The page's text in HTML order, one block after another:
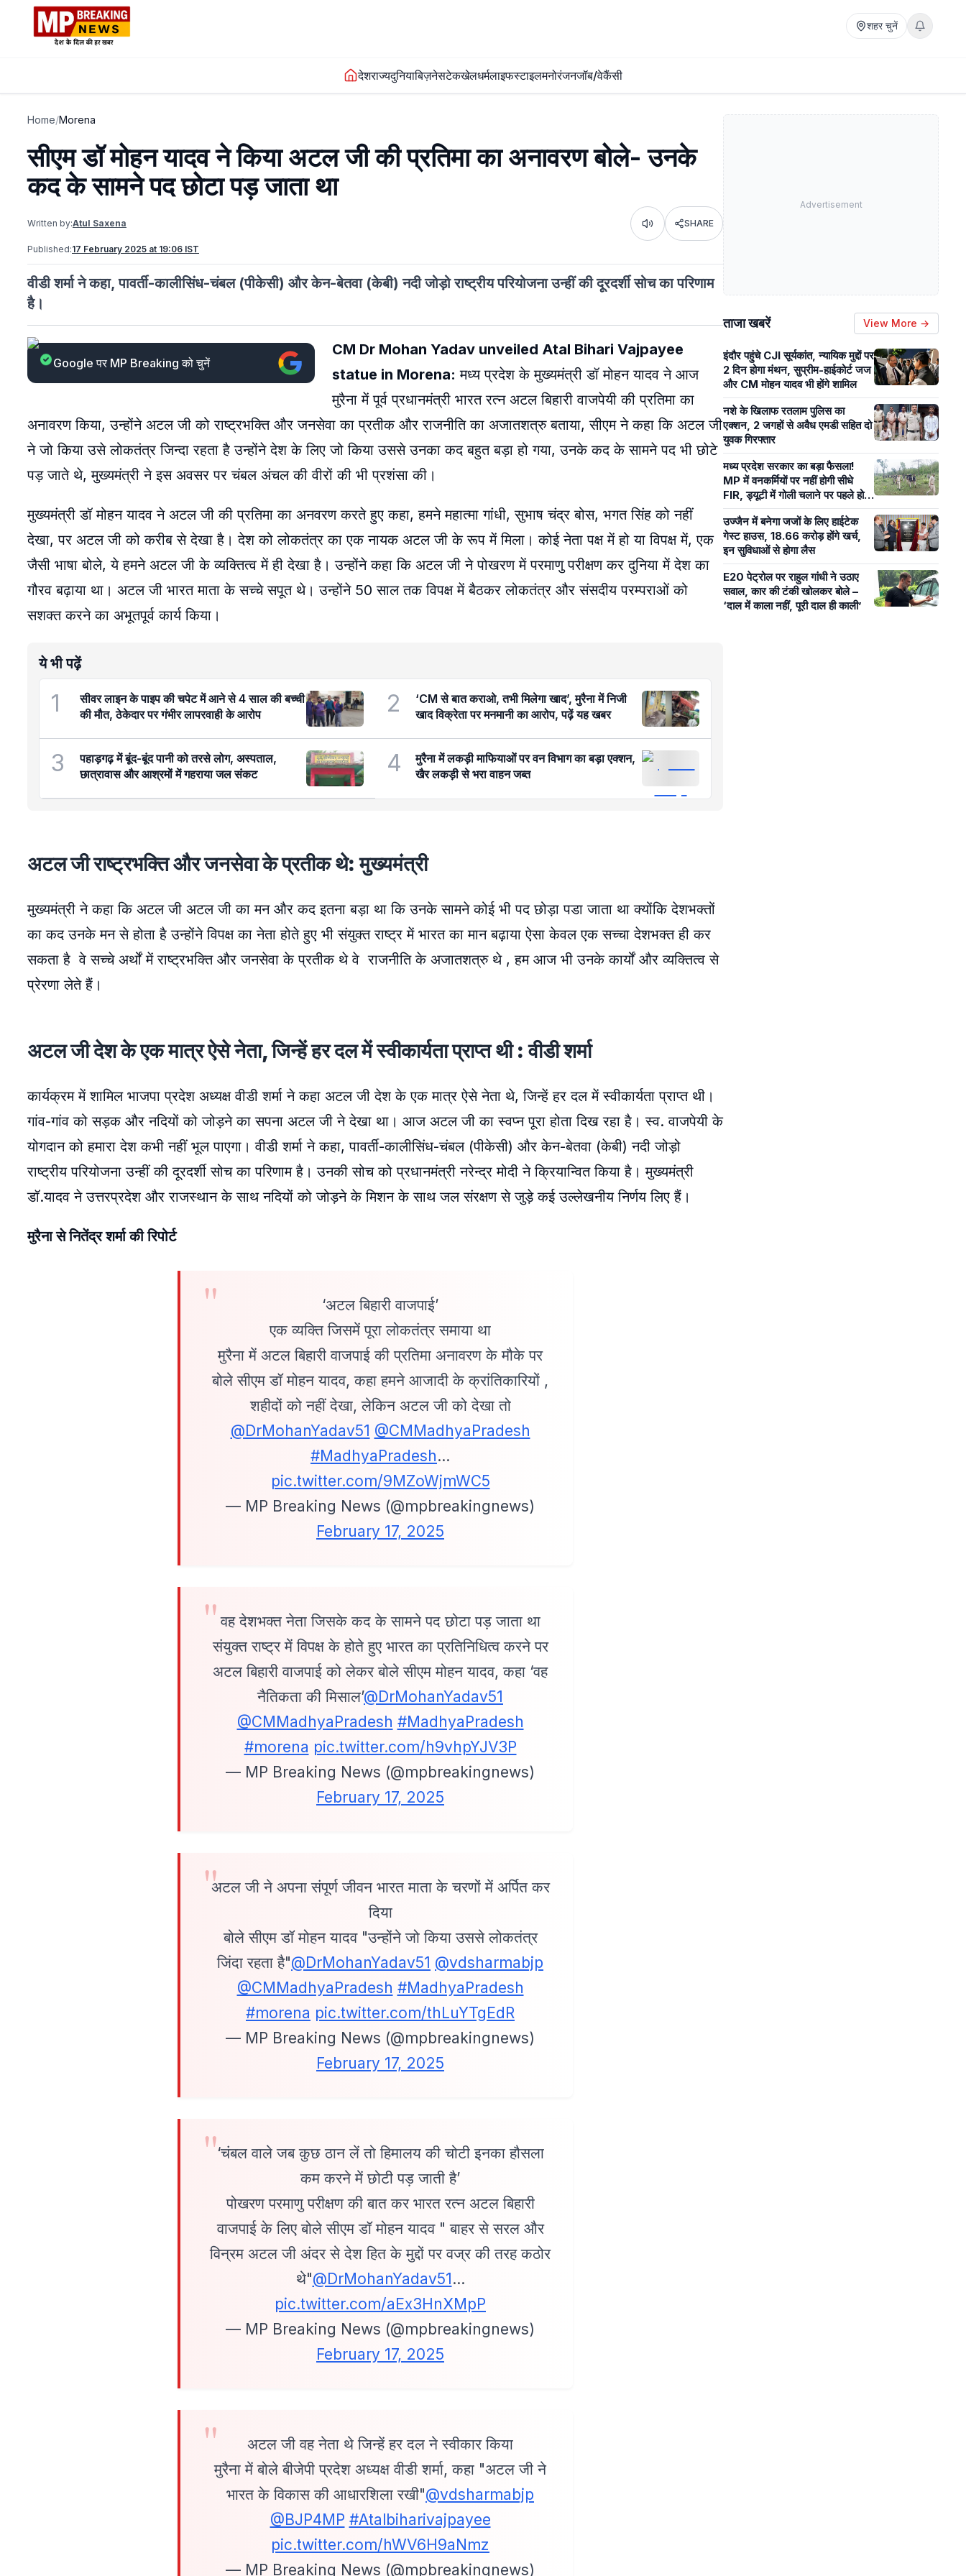
शहर चुनें
देशराज्यदुनियाबिज़नेसटेकखेलधर्मलाइफस्टाइलमनोरंजनजॉब/वेकैंसी
Home/Morena
सीएम डॉ मोहन यादव ने किया अटल जी की प्रतिमा का अनावरण बोले- उनके
कद के सामने पद छोटा पड़ जाता था
Written by:Atul Saxena Listen SHARE
Published:17 February 2025 at 19:06 IST
वीडी शर्मा ने कहा, पावर्ती-कालीसिंध-चंबल (पीकेसी) और केन-बेतवा (केबी) नदी जोड़ो राष्ट्रीय परियोजना उन्हीं की दूरदर्शी सोच का परिणाम
है।
Google पर MP Breaking को चुनें
CM Dr Mohan Yadav unveiled Atal Bihari Vajpayee
statue in Morena: मध्य प्रदेश के मुख्यमंत्री डॉ मोहन यादव ने आज
मुरैना में पूर्व प्रधानमंत्री भारत रत्न अटल बिहारी वाजपेयी की प्रतिमा का
अनावरण किया, उन्होंने अटल जी को राष्ट्रभक्ति और जनसेवा का प्रतीक और राजनीति का अजातशत्रु बताया, सीएम ने कहा कि अटल जी
ने जो किया उसे लोकतंत्र जिन्दा रहता है उन्होंने देश के लिए जो किया उससे उनका कद बहुत बड़ा हो गया, उनके कद के सामने पद भी छोटे
पड़ जाते थे, मुख्यमंत्री ने इस अवसर पर चंबल अंचल की वीरों की भी प्रशंसा की।
मुख्यमंत्री डॉ मोहन यादव ने अटल जी की प्रतिमा का अनवरण करते हुए कहा, हमने महात्मा गांधी, सुभाष चंद्र बोस, भगत सिंह को नहीं
देखा, पर अटल जी को करीब से देखा है। देश को लोकतंत्र का एक नायक अटल जी के रूप में मिला। कोई नेता पक्ष में हो या विपक्ष में, एक
जैसी भाषा बोले, ये हमने अटल जी के व्यक्तित्व में ही देखा है। उन्होंने कहा कि अटल जी ने पोखरण में परमाणु परीक्षण कर दुनिया में देश का
गौरव बढ़ाया था। अटल जी भारत माता के सच्चे सपूत थे। उन्होंने 50 साल तक विपक्ष में बैठकर लोकतंत्र और संसदीय परम्पराओं को
सशक्त करने का अभूतपूर्व कार्य किया।
ये भी पढ़ें
1
सीवर लाइन के पाइप की चपेट में आने से 4 साल की बच्ची
की मौत, ठेकेदार पर गंभीर लापरवाही के आरोप
2
‘CM से बात कराओ, तभी मिलेगा खाद’, मुरैना में निजी
खाद विक्रेता पर मनमानी का आरोप, पढ़ें यह खबर
3
पहाड़गढ़ में बूंद-बूंद पानी को तरसे लोग, अस्पताल,
छात्रावास और आश्रमों में गहराया जल संकट
4
मुरैना में लकड़ी माफियाओं पर वन विभाग का बड़ा एक्शन,
खैर लकड़ी से भरा वाहन जब्त
अटल जी राष्ट्रभक्ति और जनसेवा के प्रतीक थे: मुख्यमंत्री
मुख्यमंत्री ने कहा कि अटल जी अटल जी का मन और कद इतना बड़ा था कि उनके सामने कोई भी पद छोड़ा पडा जाता था क्योंकि देशभक्तों
का कद उनके मन से होता है उन्होंने विपक्ष का नेता होते हुए भी संयुक्त राष्ट्र में भारत का मान बढ़ाया ऐसा केवल एक सच्चा देशभक्त ही कर
सकता है वे सच्चे अर्थों में राष्ट्रभक्ति और जनसेवा के प्रतीक थे वे राजनीति के अजातशत्रु थे , हम आज भी उनके कार्यों और व्यक्तित्व से
प्रेरणा लेते हैं।
अटल जी देश के एक मात्र ऐसे नेता, जिन्हें हर दल में स्वीकार्यता प्राप्त थी : वीडी शर्मा
कार्यक्रम में शामिल भाजपा प्रदेश अध्यक्ष वीडी शर्मा ने कहा अटल जी देश के एक मात्र ऐसे नेता थे, जिन्हें हर दल में स्वीकार्यता प्राप्त थी।
गांव-गांव को सड़क और नदियों को जोड़ने का सपना अटल जी ने देखा था। आज अटल जी का स्वप्न पूरा होता दिख रहा है। स्व. वाजपेयी के
योगदान को हमारा देश कभी नहीं भूल पाएगा। वीडी शर्मा ने कहा, पावर्ती-कालीसिंध-चंबल (पीकेसी) और केन-बेतवा (केबी) नदी जोड़ो
राष्ट्रीय परियोजना उन्हीं की दूरदर्शी सोच का परिणाम है। उनकी सोच को प्रधानमंत्री नरेन्द्र मोदी ने क्रियान्वित किया है। मुख्यमंत्री
डॉ.यादव ने उत्तरप्रदेश और राजस्थान के साथ नदियों को जोड़ने के मिशन के साथ जल संरक्षण से जुड़े कई उल्लेखनीय निर्णय लिए हैं।
मुरैना से नितेंद्र शर्मा की रिपोर्ट
‘अटल बिहारी वाजपाई’
एक व्यक्ति जिसमें पूरा लोकतंत्र समाया था
मुरैना में अटल बिहारी वाजपाई की प्रतिमा अनावरण के मौके पर
बोले सीएम डॉ मोहन यादव, कहा हमने आजादी के क्रांतिकारियों ,
शहीदों को नहीं देखा, लेकिन अटल जी को देखा तो
@DrMohanYadav51 @CMMadhyaPradesh
#MadhyaPradesh…
pic.twitter.com/9MZoWjmWC5
— MP Breaking News (@mpbreakingnews)
February 17, 2025
वह देशभक्त नेता जिसके कद के सामने पद छोटा पड़ जाता था
संयुक्त राष्ट्र में विपक्ष के होते हुए भारत का प्रतिनिधित्व करने पर
अटल बिहारी वाजपाई को लेकर बोले सीएम मोहन यादव, कहा ‘वह
नैतिकता की मिसाल’@DrMohanYadav51
@CMMadhyaPradesh #MadhyaPradesh
#morena pic.twitter.com/h9vhpYJV3P
— MP Breaking News (@mpbreakingnews)
February 17, 2025
अटल जी ने अपना संपूर्ण जीवन भारत माता के चरणों में अर्पित कर
दिया
बोले सीएम डॉ मोहन यादव "उन्होंने जो किया उससे लोकतंत्र
जिंदा रहता है"@DrMohanYadav51 @vdsharmabjp
@CMMadhyaPradesh #MadhyaPradesh
#morena pic.twitter.com/thLuYTgEdR
— MP Breaking News (@mpbreakingnews)
February 17, 2025
‘चंबल वाले जब कुछ ठान लें तो हिमालय की चोटी इनका हौसला
कम करने में छोटी पड़ जाती है’
पोखरण परमाणु परीक्षण की बात कर भारत रत्न अटल बिहारी
वाजपाई के लिए बोले सीएम डॉ मोहन यादव " बाहर से सरल और
विन्रम अटल जी अंदर से देश हित के मुद्दों पर वज्र की तरह कठोर
थे"@DrMohanYadav51…
pic.twitter.com/aEx3HnXMpP
— MP Breaking News (@mpbreakingnews)
February 17, 2025
अटल जी वह नेता थे जिन्हें हर दल ने स्वीकार किया
मुरैना में बोले बीजेपी प्रदेश अध्यक्ष वीडी शर्मा, कहा "अटल जी ने
भारत के विकास की आधारशिला रखी"@vdsharmabjp
@BJP4MP #Atalbiharivajpayee
pic.twitter.com/hWV6H9aNmz
— MP Breaking News (@mpbreakingnews)
Advertisement
ताजा खबरें View More →
इंदौर पहुंचे CJI सूर्यकांत, न्यायिक मुद्दों पर
2 दिन होगा मंथन, सुप्रीम-हाईकोर्ट जज
और CM मोहन यादव भी होंगे शामिल
नशे के खिलाफ रतलाम पुलिस का
एक्शन, 2 जगहों से अवैध एमडी सहित दो
युवक गिरफ्तार
मध्य प्रदेश सरकार का बड़ा फैसला!
MP में वनकर्मियों पर नहीं होगी सीधे
FIR, ड्यूटी में गोली चलाने पर पहले होगी
मजिस्ट्रियल जांच
उज्जैन में बनेगा जजों के लिए हाईटेक
गेस्ट हाउस, 18.66 करोड़ होंगे खर्च,
इन सुविधाओं से होगा लैस
E20 पेट्रोल पर राहुल गांधी ने उठाए
सवाल, कार की टंकी खोलकर बोले –
‘दाल में काला नहीं, पूरी दाल ही काली’